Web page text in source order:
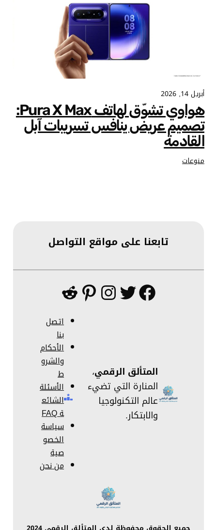
أبريل 14, 2026
هواوي تشوّق لهاتف Pura X Max:
تصميم عريض ينافس تسريبات آبل
القادمة
منوعات
تابعنا على مواقع التواصل
فيسبوك
تويترإنستجرام
بينتريست
ريديت
المتألق الرقمي،
المنارة التي تضيء
عالم التكنولوجيا
والابتكار.
اتصل
بنا
الأحكام
والشرو
ط
الأسئلة
الشائع
ة FAQ
سياسة
الخصو
صية
من نحن